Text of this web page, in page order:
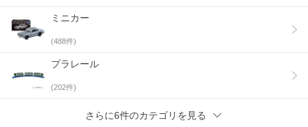
ミニカー
(488件)
プラレール
(202件)
さらに6件のカテゴリを見る